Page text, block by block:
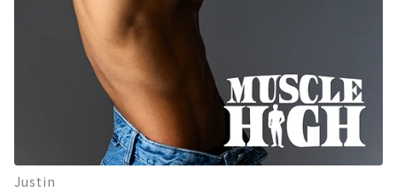
Justin